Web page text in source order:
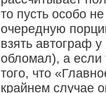
то пусть особо
очередную
взять автограф
обломал), а если
того, что
крайнем случае